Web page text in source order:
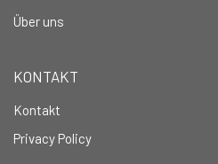
Über uns
KONTAKT
Kontakt
Privacy Policy